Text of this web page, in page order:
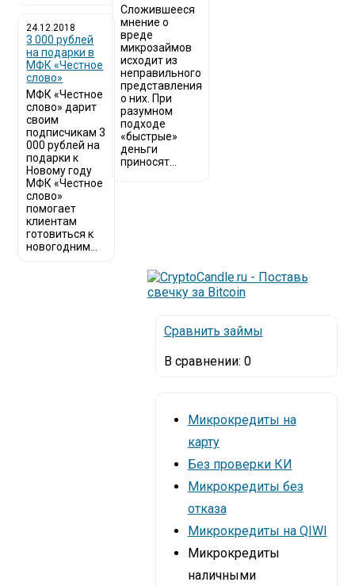
24.12.2018
3 000 рублей
на подарки в
МФК «Честное
слово»
МФК «Честное
слово» дарит
своим
подписчикам 3
000 рублей на
подарки к
Новому году
МФК «Честное
слово»
помогает
клиентам
готовиться к
новогодним...
Сложившееся
мнение о
вреде
микрозаймов
исходит из
неправильного
представления
о них. При
разумном
подходе
«быстрые»
деньги
приносят...
Сравнить займы
В сравнении: 0
Микрокредиты на
карту
Без проверки КИ
Микрокредиты без
отказа
Микрокредиты на QIWI
Микрокредиты
наличными